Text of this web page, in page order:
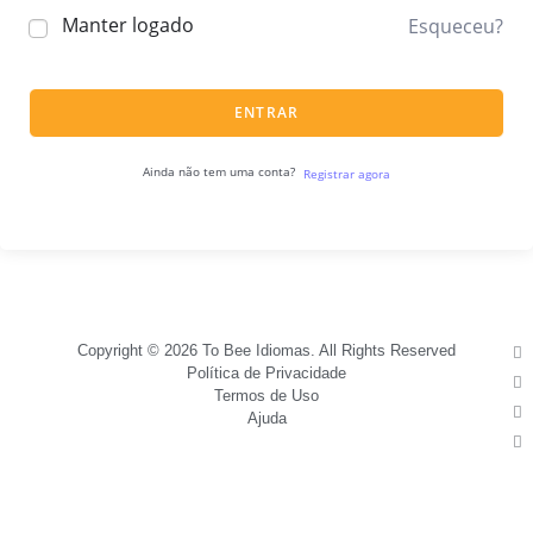
Manter logado Esqueceu?
ENTRAR
Ainda não tem uma conta? Registrar agora
Copyright © 2026 To Bee Idiomas. All Rights Reserved
Política de Privacidade
Termos de Uso
Ajuda